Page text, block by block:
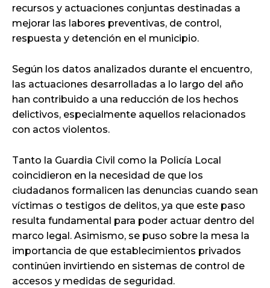
recursos y actuaciones conjuntas destinadas a
mejorar las labores preventivas, de control,
respuesta y detención en el municipio.
Según los datos analizados durante el encuentro,
las actuaciones desarrolladas a lo largo del año
han contribuido a una reducción de los hechos
delictivos, especialmente aquellos relacionados
con actos violentos.
Tanto la Guardia Civil como la Policía Local
coincidieron en la necesidad de que los
ciudadanos formalicen las denuncias cuando sean
víctimas o testigos de delitos, ya que este paso
resulta fundamental para poder actuar dentro del
marco legal. Asimismo, se puso sobre la mesa la
importancia de que establecimientos privados
continúen invirtiendo en sistemas de control de
accesos y medidas de seguridad.